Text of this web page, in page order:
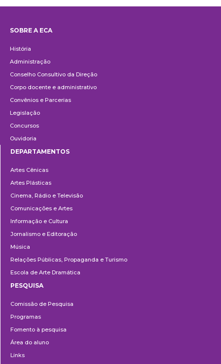
SOBRE A ECA
História
Administração
Conselho Consultivo da Direção
Corpo docente e administrativo
Convênios e Parcerias
Legislação
Concursos
Ouvidoria
DEPARTAMENTOS
Artes Cênicas
Artes Plásticas
Cinema, Rádio e Televisão
Comunicações e Artes
Informação e Cultura
Jornalismo e Editoração
Música
Relações Públicas, Propaganda e Turismo
Escola de Arte Dramática
PESQUISA
Comissão de Pesquisa
Programas
Fomento à pesquisa
Área do aluno
Links